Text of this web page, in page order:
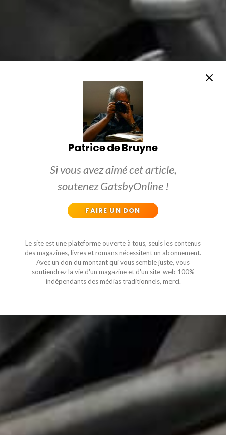
Patrice de Bruyne
Si vous avez aimé cet article,
soutenez GatsbyOnline !
FAIRE UN DON
Le site est une plateforme ouverte à tous, seuls les contenus
des magazines, livres et romans nécessitent un abonnement.
Avec un don du montant qui vous semble juste, vous
soutiendrez la vie d'un magazine et d'un site-web 100%
indépendants des médias traditionnels, merci.